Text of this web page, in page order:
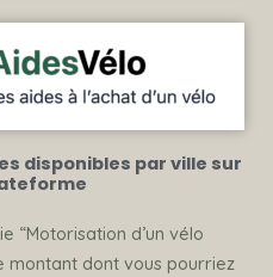
disponibles par ville sur
“Motorisation d’un vélo
montant dont vous pourriez